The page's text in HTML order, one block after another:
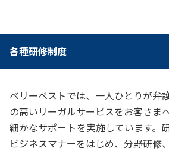
各種研修制度
ベリーベストでは、一人ひとりが弁
の高いリーガルサービスをお客さま
細かなサポートを実施しています。
ビジネスマナーをはじめ、分野研修